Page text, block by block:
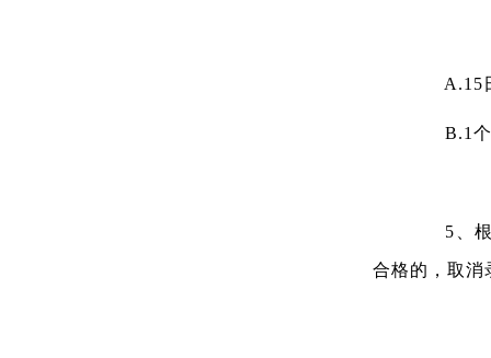
A.15
B.1个
5、根
合格的，取消